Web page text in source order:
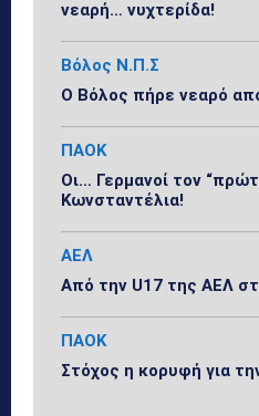
νεαρή… νυχτερίδα!
Βόλος Ν.Π.Σ
Ο Βόλος πήρε νεαρό
ΠΑΟΚ
Οι… Γερμανοί τον
Κωνσταντέλια!
ΑΕΛ
Από την U17 της ΑΕΛ
ΠΑΟΚ
Στόχος η κορυφή για